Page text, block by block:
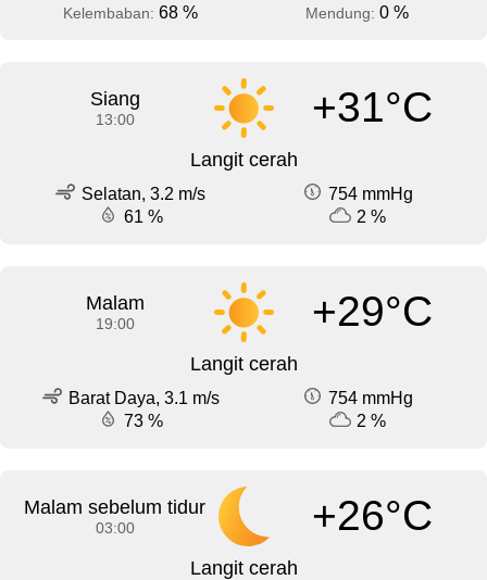
Kelembaban: 68 % Mendung: 0 %
Siang
13:00 +31°C
Langit cerah
Selatan, 3.2 m/s
754 mmHg
61 %
2 %
Malam
19:00 +29°C
Langit cerah
Barat Daya, 3.1 m/s
754 mmHg
73 %
2 %
Malam sebelum tidur
03:00 +26°C
Langit cerah